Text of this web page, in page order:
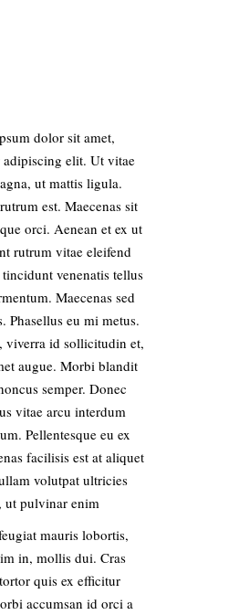
dolor sit amet,
adipiscing elit. Ut vitae
ut mattis ligula.
est. Maecenas sit
orci. Aenean et ex ut
rutrum vitae eleifend
venenatis tellus
Maecenas sed
Phasellus eu mi metus.
viverra id sollicitudin et,
augue. Morbi blandit
semper. Donec
vitae arcu interdum
Pellentesque eu ex
facilisis est at aliquet
volutpat ultricies
ut pulvinar enim
mauris lobortis,
in, mollis dui. Cras
quis ex efficitur
accumsan id orci a